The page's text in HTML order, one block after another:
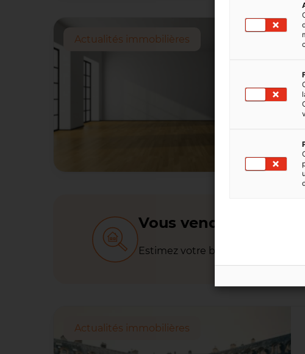
Actualités immobilières
Vous vendez votre
Estimez votre bien
Actualités immobilières